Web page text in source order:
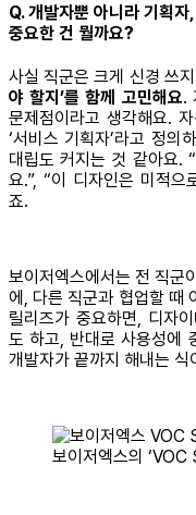
Q. 개발자뿐 아니라 기획
중요한 건 뭘까요?
사실 직군은 크게 신경 쓰
야 할지’를 함께 고민해요.
문제점이라고 생각해요. 자
‘서비스 기획자’라고 정의
대립도 커지는 것 같아요.
요.”, “이 디자인은 미적으
죠.
보이저엑스에서는 전 직군
에, 다른 직군과 협업할 때
릴리즈가 중요하면, 디자
도 하고, 반대로 사용성에
개발자가 끝까지 해내는 식
보이저엑스의